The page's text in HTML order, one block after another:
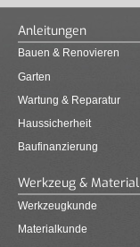
Anleitungen
Bauen & Renovieren
Garten
Wartung & Reparatur
Haussicherheit
Baufinanzierung
Werkzeug & Material
Werkzeugkunde
Materialkunde